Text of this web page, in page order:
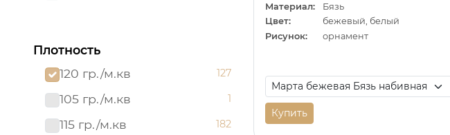
Плотность
120 гр./м.кв
127
105 гр./м.кв 1
115 гр./м.кв 182
Материал:
Бязь
Цвет:
бежевый, белый
Рисунок:
орнамент
Купить